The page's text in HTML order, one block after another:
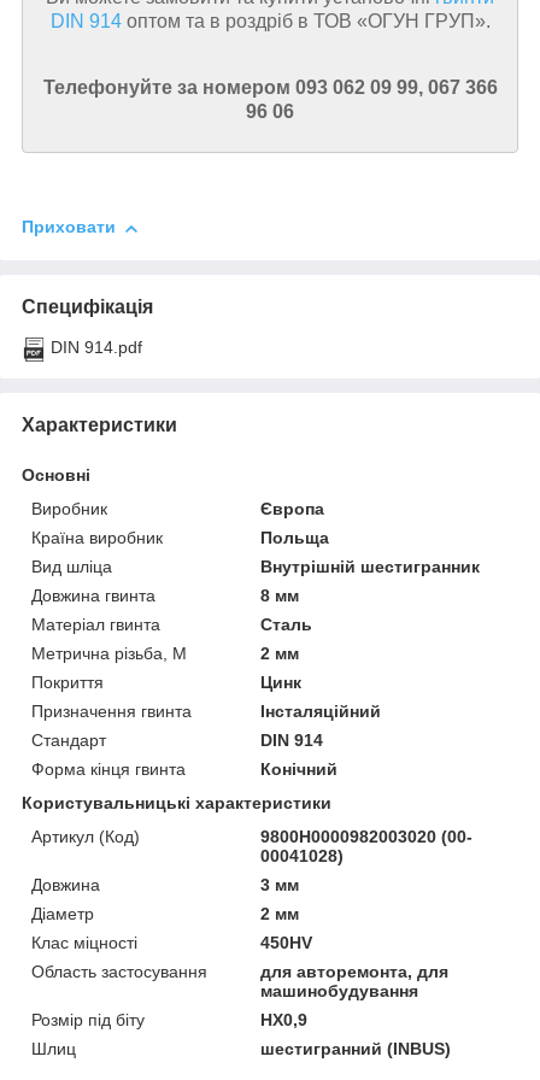
DIN 914оптом та в роздріб в ТОВ «ОГУН ГРУП».
Телефонуйте за номером 093 062 09 99, 067 366
96 06
Приховати
Специфікація
DIN 914.pdf
Характеристики
Основні
Виробник
Європа
Країна виробник
Польща
Вид шліца
Внутрішній шестигранник
Довжина гвинта
8 мм
Матеріал гвинта
Сталь
Метрична різьба, М
2 мм
Покриття
Цинк
Призначення гвинта
Інсталяційний
Стандарт
DIN 914
Форма кінця гвинта
Конічний
Користувальницькі характеристики
Артикул (Код)
9800H0000982003020 (00-
00041028)
Довжина
3 мм
Діаметр
2 мм
Клас міцності
450HV
Область застосування
для авторемонта, для
машинобудування
Розмір під біту
HX0,9
Шлиц
шестигранний (INBUS)